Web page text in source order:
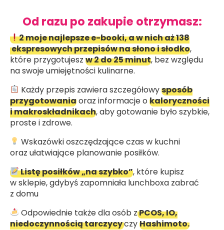
Od razu po zakupie otrzymasz:
2 moje najlepsze e-booki, a w nich aż 138
ekspresowych przepisów na słono i słodko,
które przygotujesz w 2 do 25 minut, bez względu
na swoje umiejętności kulinarne.
Każdy przepis zawiera szczegółowysposób
przygotowaniaoraz informacje o kaloryczności
i makroskładnikach, aby gotowanie było szybkie,
proste i zdrowe.
Wskazówki oszczędzające czas w kuchni
oraz ułatwiające planowanie posiłków.
Listę posiłków „na szybko”, które kupisz
w sklepie, gdybyś zapomniała lunchboxa zabrać
z domu
Odpowiednie także dla osób zPCOS, IO,
niedoczynnością tarczycyczyHashimoto.